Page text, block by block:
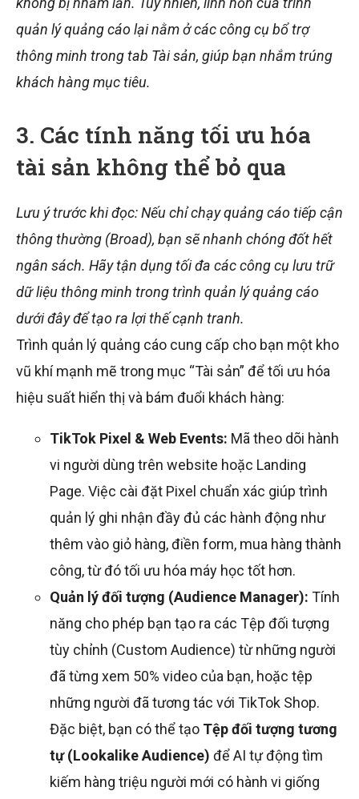
quản lý quảng cáo lại nằm ở các công cụ bổ trợ
thông minh trong tab Tài sản, giúp bạn nhắm trúng
khách hàng mục tiêu.
3. Các tính năng tối ưu hóa
tài sản không thể bỏ qua
Lưu ý trước khi đọc: Nếu chỉ chạy quảng cáo tiếp cận
thông thường (Broad), bạn sẽ nhanh chóng đốt hết
ngân sách. Hãy tận dụng tối đa các công cụ lưu trữ
dữ liệu thông minh trong trình quản lý quảng cáo
dưới đây để tạo ra lợi thế cạnh tranh.
Trình quản lý quảng cáo cung cấp cho bạn một kho
vũ khí mạnh mẽ trong mục “Tài sản” để tối ưu hóa
hiệu suất hiển thị và bám đuổi khách hàng:
TikTok Pixel & Web Events: Mã theo dõi hành
vi người dùng trên website hoặc Landing
Page. Việc cài đặt Pixel chuẩn xác giúp trình
quản lý ghi nhận đầy đủ các hành động như
thêm vào giỏ hàng, điền form, mua hàng thành
công, từ đó tối ưu hóa máy học tốt hơn.
Quản lý đối tượng (Audience Manager): Tính
năng cho phép bạn tạo ra các Tệp đối tượng
tùy chỉnh (Custom Audience) từ những người
đã từng xem 50% video của bạn, hoặc tệp
những người đã tương tác với TikTok Shop.
Đặc biệt, bạn có thể tạo Tệp đối tượng tương
tự (Lookalike Audience) để AI tự động tìm
kiếm hàng triệu người mới có hành vi giống